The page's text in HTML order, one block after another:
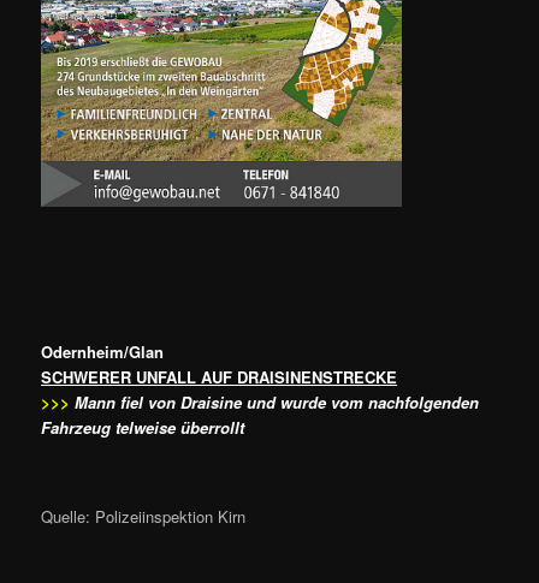
Odernheim/Glan
SCHWERER UNFALL AUF DRAISINENSTRECKE
>>> Mann fiel von Draisine und wurde vom nachfolgenden
Fahrzeug telweise überrollt
Quelle: Polizeiinspektion Kirn